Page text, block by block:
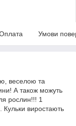
Умови
веселою та
А також можуть
рослин!!! 1
Кульки виростають